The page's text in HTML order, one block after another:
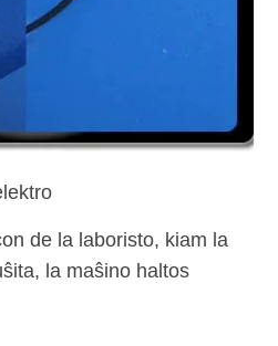
de la laboristo, kiam la
la maŝino haltos